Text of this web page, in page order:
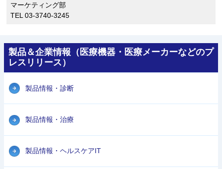
マーケティング部
TEL 03-3740-3245
製品＆企業情報（医療機器・医療メーカーなどのプ
レスリリース）
製品情報・診断
製品情報・治療
製品情報・ヘルスケアIT